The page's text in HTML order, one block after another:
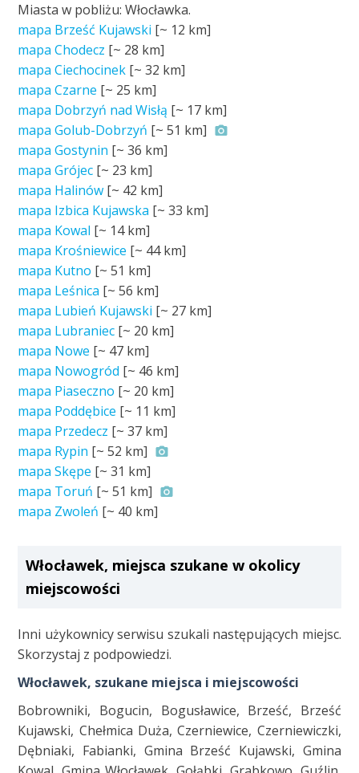
Miasta w pobliżu: Włocławka.
mapa Brześć Kujawski [~ 12 km]
mapa Chodecz [~ 28 km]
mapa Ciechocinek [~32 km]
mapa Czarne [~ 25 km]
mapa Dobrzyń nad Wisłą [~ 17 km]
mapa Golub-Dobrzyń [~51 km]
mapa Gostynin [~36 km]
mapa Grójec [~ 23 km]
mapa Halinów [~ 42 km]
mapa Izbica Kujawska [~33 km]
mapa Kowal [~ 14 km]
mapa Krośniewice [~ 44 km]
mapa Kutno [~51 km]
mapa Leśnica [~56 km]
mapa Lubień Kujawski [~ 27 km]
mapa Lubraniec [~ 20 km]
mapa Nowe [~ 47 km]
mapa Nowogród [~ 46 km]
mapa Piaseczno [~ 20 km]
mapa Poddębice [~ 11 km]
mapa Przedecz [~37 km]
mapa Rypin [~52 km]
mapa Skępe [~31 km]
mapa Toruń [~51 km]
mapa Zwoleń [~ 40 km]
Włocławek, miejsca szukane w okolicy
miejscowości
Inni użykownicy serwisu szukali następujących miejsc.
Skorzystaj z podpowiedzi.
Włocławek, szukane miejsca i miejscowości
Bobrowniki, Bogucin, Bogusławice, Brześć, Brześć
Kujawski, Chełmica Duża, Czerniewice, Czerniewiczki,
Dębniaki, Fabianki, Gmina Brześć Kujawski, Gmina